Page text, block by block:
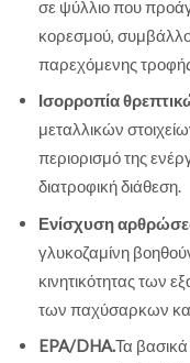
σε ψύλλιο που
κορεσμού,
παρεχόμενης
Ισορροπία
μεταλλικών
περιορισμό της
διατροφική διάθεση.
Ενίσχυση
γλυκοζαμίνη
κινητικότητας των
των παχύσαρκων
EPA/DHA.Τα